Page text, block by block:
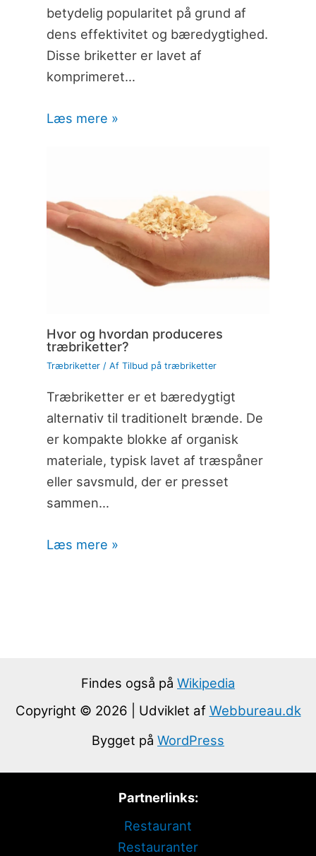
betydelig popularitet på grund af
dens effektivitet og bæredygtighed.
Disse briketter er lavet af
komprimeret…
Læs mere »
Hvor og hvordan produceres
træbriketter?
Træbriketter/ Af Tilbud på træbriketter
Træbriketter er et bæredygtigt
alternativ til traditionelt brænde. De
er kompakte blokke af organisk
materiale, typisk lavet af træspåner
eller savsmuld, der er presset
sammen…
Læs mere »
Findes også på Wikipedia
Copyright © 2026 | Udviklet af Webbureau.dk
Bygget på WordPress
Partnerlinks:
Restaurant
Restauranter